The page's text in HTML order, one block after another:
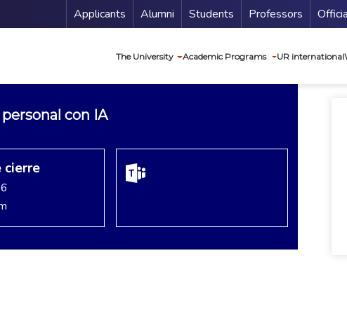
Menu Secundario
Applicants Alumni Students Professors
The University Academic Programs UR international
con IA
cierre